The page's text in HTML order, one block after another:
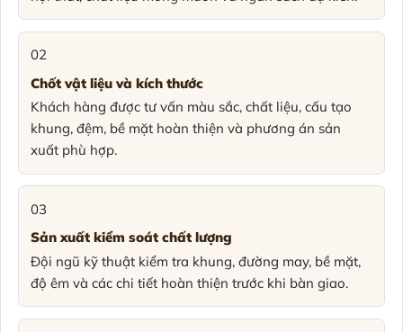
02
Chốt vật liệu và kích thước
Khách hàng được tư vấn màu sắc, chất liệu, cấu tạo
khung, đệm, bề mặt hoàn thiện và phương án sản
xuất phù hợp.
03
Sản xuất kiểm soát chất lượng
Đội ngũ kỹ thuật kiểm tra khung, đường may, bề mặt,
độ êm và các chi tiết hoàn thiện trước khi bàn giao.